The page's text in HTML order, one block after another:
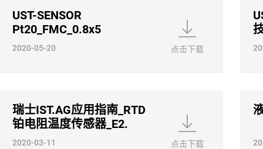
UST-SENSOR
Pt20_FMC_0.8x5
2020-05-20 点击下载
瑞士IST.AG应用指南_RTD
铂电阻温度传感器_E2.
1.10_ZH
2020-03-11 点击下载